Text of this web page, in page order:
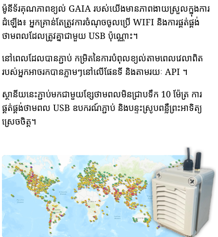
ម៉ូនីទ័រគុណភាពខ្យល់ GAIA របស់យើងមានភាពងាយស្រួលក្នុងការ
ដំឡើង៖ អ្នកគ្រាន់តែត្រូវការចំណុចចូលប្រើ WIFI និងការផ្គត់ផ្គង់
ថាមពលដែលត្រូវគ្នាជាមួយ USB ប៉ុណ្ណោះ។
នៅពេលដែលបានភ្ជាប់ កម្រិតនៃការបំពុលខ្យល់តាមពេលវេលាពិត
របស់អ្នកអាចរកបានភ្លាមៗនៅលើផែនទី និងតាមរយៈ API ។
ស្ថានីយនេះភ្ជាប់មកជាមួយខ្សែថាមពលមិនជ្រាបទឹក 10 ម៉ែត្រ ការ
ផ្គត់ផ្គង់ថាមពល USB ឧបករណ៍ភ្ជាប់ និងបន្ទះស្រូបពន្លឺព្រះអាទិត្យ
ស្រេចចិត្ត។